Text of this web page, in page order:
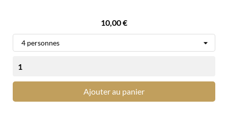
Prix
10,00 €
Ajouter au panier